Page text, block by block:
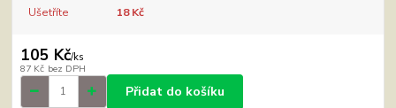
Ušetříte 18 Kč
105 Kč/ks
87 Kč bez DPH
Přidat do košíku